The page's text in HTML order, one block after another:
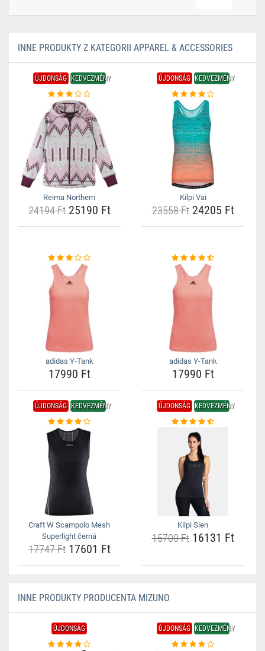
INNE PRODUKTY Z KATEGORII APPAREL & ACCESSORIES
ÚJDONSÁG KEDVEZMÉNY
Reima Northern
24194 Ft25190 Ft
ÚJDONSÁG KEDVEZMÉNY
Kilpi Vai
23558 Ft24205 Ft
adidas Y-Tank
17990 Ft
adidas Y-Tank
17990 Ft
ÚJDONSÁG KEDVEZMÉNY
Craft W Scampolo Mesh
Superlight černá
17747 Ft17601 Ft
ÚJDONSÁG KEDVEZMÉNY
Kilpi Sien
15700 Ft16131 Ft
INNE PRODUKTY PRODUCENTA MIZUNO
ÚJDONSÁG ÚJDONSÁG KEDVEZMÉNY